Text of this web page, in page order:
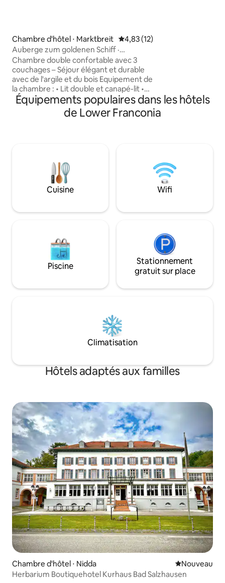
Chambre d'hôtel ⋅ Marktbreit Évaluation moyenne sur la
4,83 (12)
Auberge zum goldenen Schiff ·
Chambre en argile à colombages
Chambre double confortable avec 3
couchages – Séjour élégant et durable
avec de l'argile et du bois Equipement de
la chambre : • Lit double et canapé-lit •
Salle de bain privée avec douche, sèche-
cheveux et articles de toilette gratuits •
vie particulière. Petit déjeuner inclus
Environnement vieille ville historique
Réception 24h/24
Équipements populaires dans les hôtels
de Lower Franconia
Cuisine Wifi
Piscine
Stationnement
gratuit sur place
Climatisation
Hôtels adaptés aux familles
Chambre d'hôtel ⋅ Nidda Nouvel
Nouveau
Herbarium Boutiquehotel Kurhaus Bad Salzhausen